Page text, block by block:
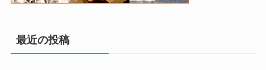
最近の投稿